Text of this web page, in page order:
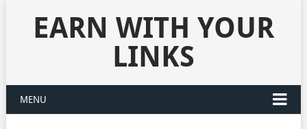
EARN WITH YOUR
LINKS
MENU